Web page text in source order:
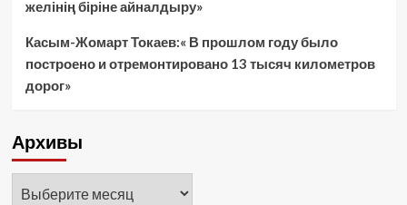
желінің біріне айналдыру»
Касым-Жомарт Токаев:« В прошлом году было
построено и отремонтировано 13 тысяч километров
дорог»
Архивы